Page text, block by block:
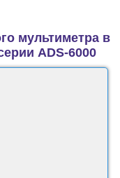
мультиметра в
ADS-6000